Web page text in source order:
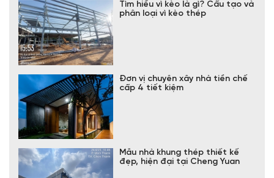
Tìm hiểu vì kèo là gì? Cấu tạo và
phân loại vì kèo thép
Đơn vị chuyên xây nhà tiền chế
cấp 4 tiết kiệm
Mẫu nhà khung thép thiết kế
đẹp, hiện đại tại Cheng Yuan